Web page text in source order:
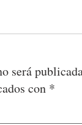
será
con *